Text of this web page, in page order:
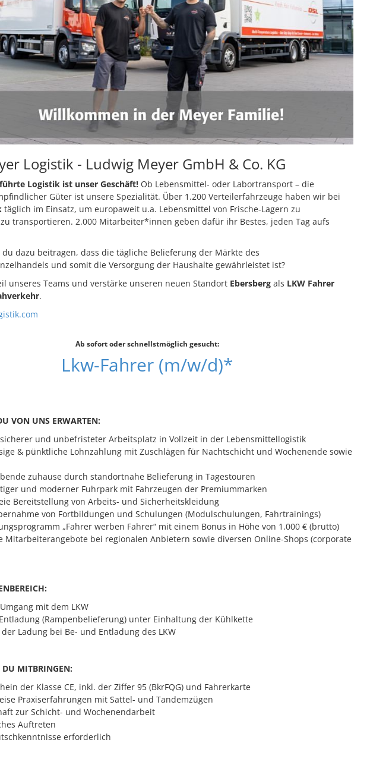
Logistik - Ludwig Meyer GmbH & Co. KG
Logistik ist unser Geschäft!Ob Lebensmittel- oder Labortransport – die
Güter ist unsere Spezialität. Über 1.200 Verteilerfahrzeuge haben wir bei
täglich im Einsatz, um europaweit u.a. Lebensmittel von Frische-Lagern zu
transportieren. 2.000 Mitarbeiter*innen geben dafür ihr Bestes, jeden Tag aufs
dazu beitragen, dass die tägliche Belieferung der Märkte des
und somit die Versorgung der Haushalte gewährleistet ist?
unseres Teams und verstärke unseren neuen Standort Ebersbergals LKW Fahrer
.
Ab sofort oder schnellstmöglich gesucht:
Lkw-Fahrer (m/w/d)*
VON UNS ERWARTEN:
und unbefristeter Arbeitsplatz in Vollzeit in der Lebensmittellogistik
& pünktliche Lohnzahlung mit Zuschlägen für Nachtschicht und Wochenende sowie
zuhause durch standortnahe Belieferung in Tagestouren
und moderner Fuhrpark mit Fahrzeugen der Premiummarken
Bereitstellung von Arbeits- und Sicherheitskleidung
von Fortbildungen und Schulungen (Modulschulungen, Fahrtrainings)
„Fahrer werben Fahrer“ mit einem Bonus in Höhe von 1.000 € (brutto)
Mitarbeiterangebote bei regionalen Anbietern sowie diversen Online-Shops (corporate
mit dem LKW
(Rampenbelieferung) unter Einhaltung der Kühlkette
Ladung bei Be- und Entladung des LKW
DU MITBRINGEN:
der Klasse CE, inkl. der Ziffer 95 (BkrFQG) und Fahrerkarte
Praxiserfahrungen mit Sattel- und Tandemzügen
zur Schicht- und Wochenendarbeit
Auftreten
erforderlich